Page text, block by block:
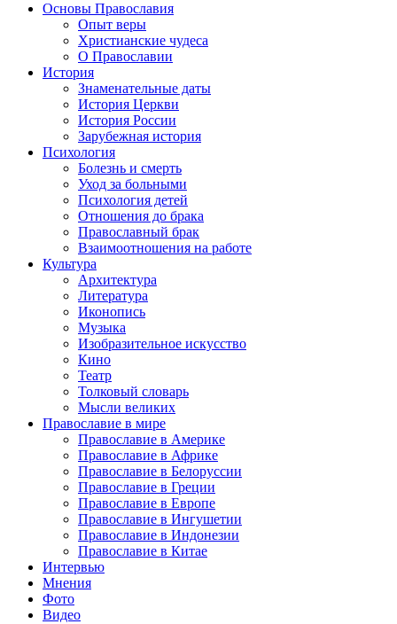
Основы Православия
Опыт веры
Христианские чудеса
О Православии
История
Знаменательные даты
История Церкви
История России
Зарубежная история
Психология
Болезнь и смерть
Уход за больными
Психология детей
Отношения до брака
Православный брак
Взаимоотношения на работе
Культура
Архитектура
Литература
Иконопись
Музыка
Изобразительное искусство
Кино
Театр
Толковый словарь
Мысли великих
Православие в мире
Православие в Америке
Православие в Африке
Православие в Белоруссии
Православие в Греции
Православие в Европе
Православие в Ингушетии
Православие в Индонезии
Православие в Китае
Интервью
Мнения
Фото
Видео